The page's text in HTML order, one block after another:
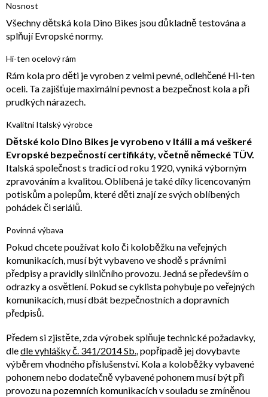
Nosnost
Všechny dětská kola Dino Bikes jsou důkladně testována a
splňují Evropské normy.
Hi-ten ocelový rám
Rám kola pro děti je vyroben z velmi pevné, odlehčené Hi-ten
oceli. Ta zajišťuje maximální pevnost a bezpečnost kola a při
prudkých nárazech.
Kvalitní Italský výrobce
Dětské kolo Dino Bikes je vyrobeno v Itálii a má veškeré
Evropské bezpečností certifikáty, včetně německé TÜV.
Italská společnost s tradicí od roku 1920, vyniká výborným
zpravováním a kvalitou. Oblíbená je také díky licencovaným
potiskům a polepům, které děti znají ze svých oblíbených
pohádek či seriálů.
Povinná výbava
Pokud chcete používat kolo či koloběžku na veřejných
komunikacích, musí být vybaveno ve shodě s právními
předpisy a pravidly silničního provozu. Jedná se především o
odrazky a osvětlení. Pokud se cyklista pohybuje po veřejných
komunikacích, musí dbát bezpečnostních a dopravních
předpisů.
Předem si zjistěte, zda výrobek splňuje technické požadavky,
dledle vyhlášky č. 341/2014 Sb., popřípadě jej dovybavte
výběrem vhodného příslušenství. Kola a koloběžky vybavené
pohonem nebo dodatečně vybavené pohonem musí být při
provozu na pozemních komunikacích v souladu se zmíněnou